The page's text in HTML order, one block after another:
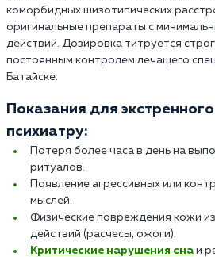
коморбидных шизотипических
оригинальные препараты с
действий. Дозировка титруется
постоянным контролем лечащего
Батайске.
Показания для
психиатру:
Потеря более часа в день на
ритуалов.
Появление агрессивных или
мыслей.
Физические повреждения кожи
действий (расчесы, ожоги).
Критические нарушения сна и